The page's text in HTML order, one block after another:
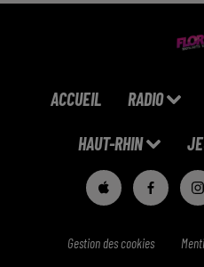
ACCUEIL RADIO
HAUT-RHIN
Gestion des cookies